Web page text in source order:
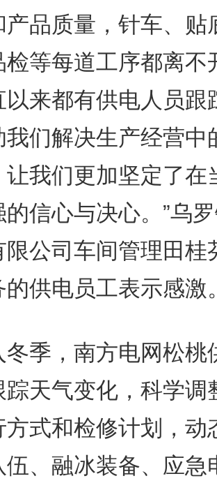
产品质量，针车、贴
检等每道工序都离不
以来都有供电人员跟
我们解决生产经营中
让我们更加坚定了在
信心与决心。”乌
限公司车间管理田桂
的供电员工表示感激
，南方电网松桃
踪天气变化，科学调
方式和检修计划，动
伍、融冰装备、应急